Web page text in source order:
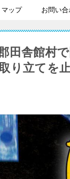
ップ お問い
田舎館村
り立てを